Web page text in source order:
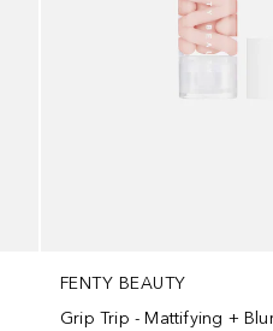
FENTY BEAUTY
Grip Trip - Mattifying +